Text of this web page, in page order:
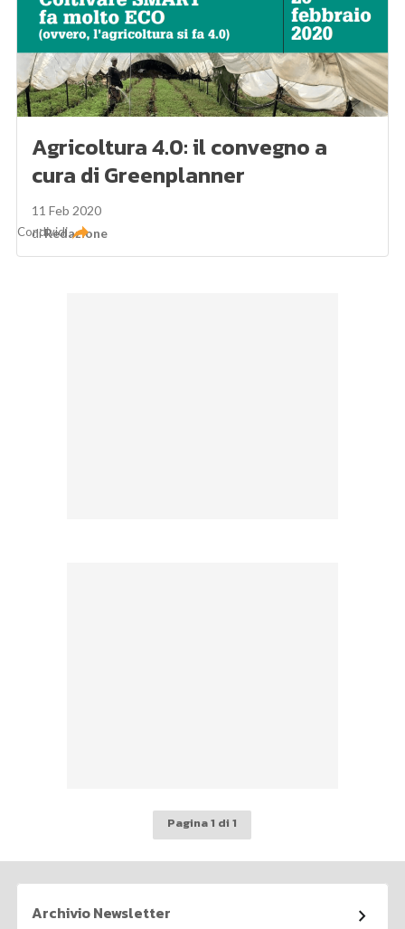
Agricoltura 4.0: il convegno a
cura di Greenplanner
11 Feb 2020
diRedazione
Condividi
Pagina 1 di 1
Archivio Newsletter